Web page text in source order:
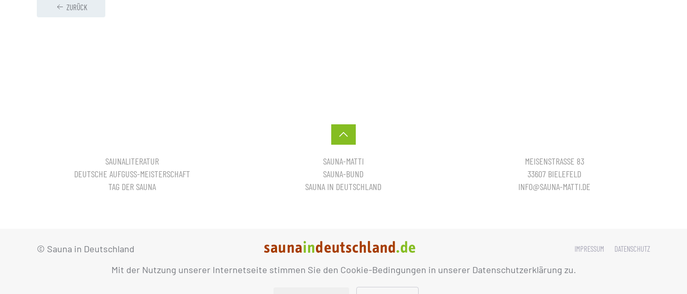
Mit der Nutzung unserer Internetseite stimmen Sie den Cookie-Bedingungen in unserer Datenschutzerklärung zu.
ZURÜCK
SAUNALITERATUR
DEUTSCHE AUFGUSS-MEISTERSCHAFT
TAG DER SAUNA
SAUNA-MATTI
SAUNA-BUND
SAUNA IN DEUTSCHLAND
MEISENSTRASSE 83
33607 BIELEFELD
INFO@SAUNA-MATTI.DE
© Sauna in Deutschland IMPRESSUM DATENSCHUTZ